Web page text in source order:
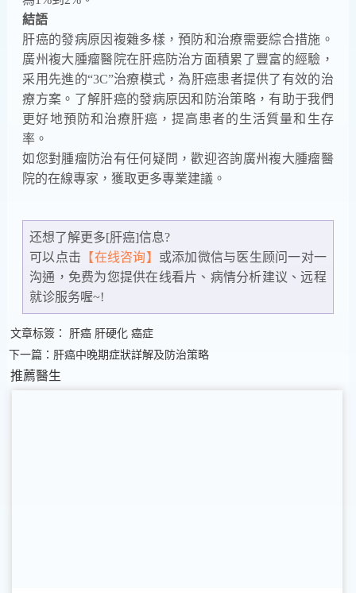
結語
肝癌的發病原因複雜多樣，預防和治療需要綜合措施。
廣州複大腫瘤醫院在肝癌防治方面積累了豐富的經驗，
采用先進的“3C”治療模式，為肝癌患者提供了有效的治
療方案。了解肝癌的發病原因和防治策略，有助于我們
更好地預防和治療肝癌，提高患者的生活質量和生存
率。
如您對腫瘤防治有任何疑問，歡迎咨詢廣州複大腫瘤醫
院的在線專家，獲取更多專業建議。
还想了解更多[肝癌]信息?
可以点击 【在线咨询】 或添加微信与医生顾问一对一
沟通，免费为您提供在线看片、病情分析建议、远程
就诊服务喔~!
文章标簽： 肝癌 肝硬化 癌症
下一篇：肝癌中晚期症狀詳解及防治策略
推薦醫生